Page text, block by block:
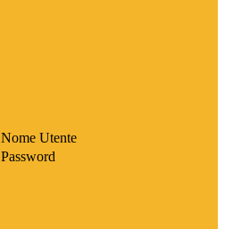
Nome Utente
Password